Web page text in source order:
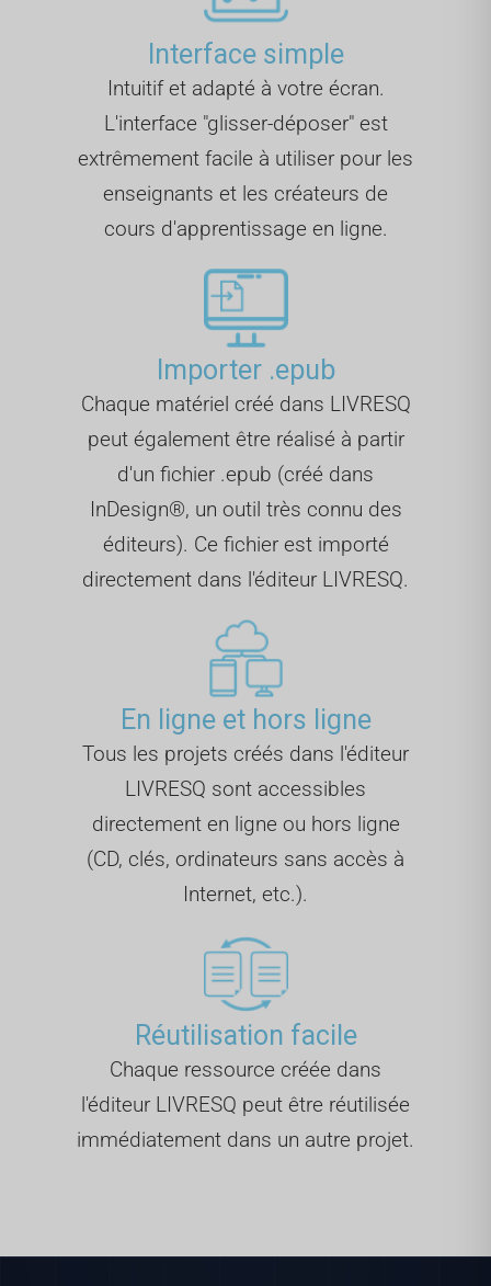
Interface simple
Intuitif et adapté à votre écran.
L'interface "glisser-déposer" est
extrêmement facile à utiliser pour les
enseignants et les créateurs de
cours d'apprentissage en ligne.
Importer .epub
Chaque matériel créé dans LIVRESQ
peut également être réalisé à partir
d'un fichier .epub (créé dans
InDesign®, un outil très connu des
éditeurs). Ce fichier est importé
directement dans l'éditeur LIVRESQ.
En ligne et hors ligne
Tous les projets créés dans l'éditeur
LIVRESQ sont accessibles
directement en ligne ou hors ligne
(CD, clés, ordinateurs sans accès à
Internet, etc.).
Réutilisation facile
Chaque ressource créée dans
l'éditeur LIVRESQ peut être réutilisée
immédiatement dans un autre projet.